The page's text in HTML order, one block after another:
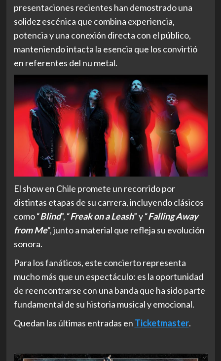
presentaciones recientes han demostrado una
solidez escénica que combina experiencia,
potencia y una conexión directa con el público,
manteniendo intacta la esencia que los convirtió
en referentes del nu metal.
El show en Chile promete un recorrido por
distintas etapas de su carrera, incluyendo clásicos
como “Blind”, “Freak on a Leash” y “Falling Away
from Me”, junto a material que refleja su evolución
sonora.
Para los fanáticos, este concierto representa
mucho más que un espectáculo: es la oportunidad
de reencontrarse con una banda que ha sido parte
fundamental de su historia musical y emocional.
Quedan las últimas entradas en Ticketmaster.